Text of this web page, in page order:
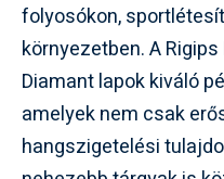
folyosókon,
környezetben. A
Diamant lapok kiváló
amelyek nem csak
hangszigetelési